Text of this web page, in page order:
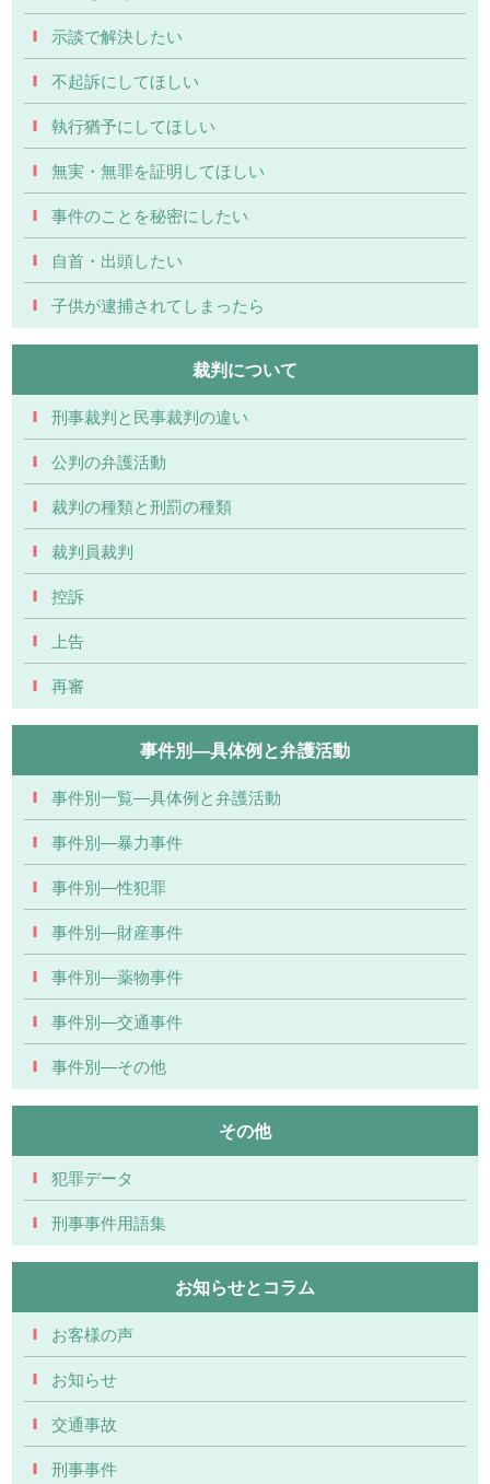
示談で解決したい
不起訴にしてほしい
執行猶予にしてほしい
無実・無罪を証明してほしい
事件のことを秘密にしたい
自首・出頭したい
子供が逮捕されてしまったら
裁判について
刑事裁判と民事裁判の違い
公判の弁護活動
裁判の種類と刑罰の種類
裁判員裁判
控訴
上告
再審
事件別―具体例と弁護活動
事件別一覧―具体例と弁護活動
事件別―暴力事件
事件別―性犯罪
事件別―財産事件
事件別―薬物事件
事件別―交通事件
事件別―その他
その他
犯罪データ
刑事事件用語集
お知らせとコラム
お客様の声
お知らせ
交通事故
刑事事件